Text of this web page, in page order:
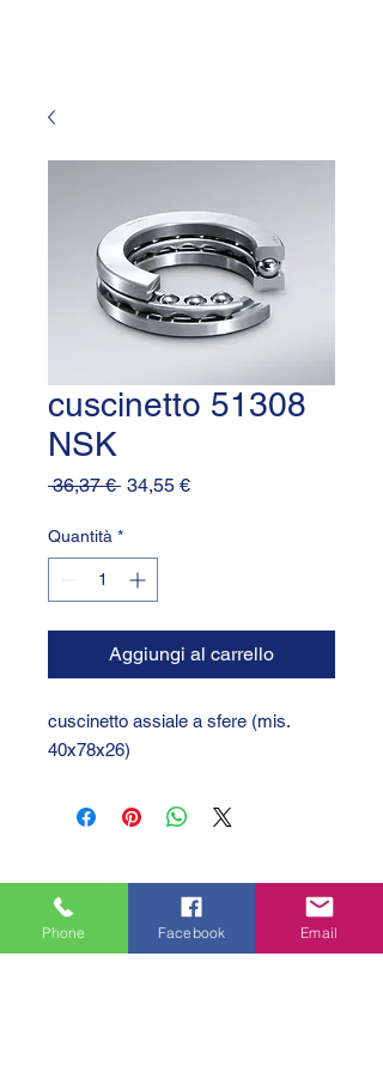
cuscinetto 51308
NSK
36,37 € Prezzo
34,55 €Prezzo
Quantità *
Aggiungi al carrello
cuscinetto assiale a sfere (mis.
40x78x26)
Phone Facebook Email